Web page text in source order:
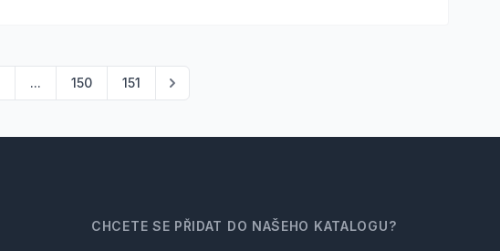
... 150 151
CHCETE SE PŘIDAT DO NAŠEHO KATALOGU?